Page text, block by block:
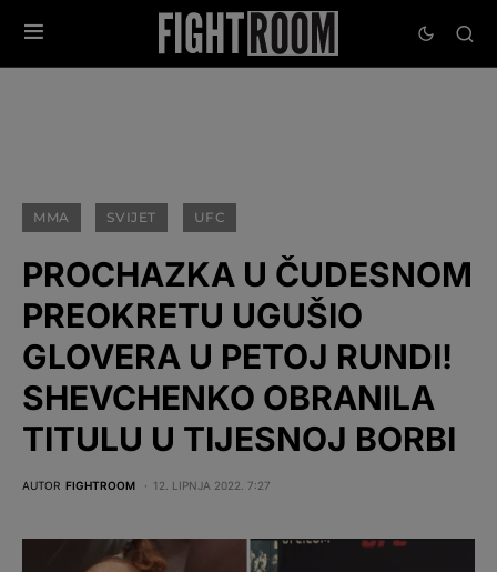
MMA SVIJET UFC
PROCHAZKA U ČUDESNOM
PREOKRETU UGUŠIO
GLOVERA U PETOJ RUNDI!
SHEVCHENKO OBRANILA
TITULU U TIJESNOJ BORBI
AUTOR FIGHTROOM 12. LIPNJA 2022. 7:27